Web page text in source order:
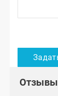
Отзывы